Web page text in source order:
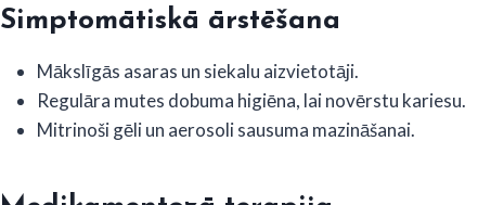
Simptomātiskā ārstēšana
Mākslīgās asaras un siekalu aizvietotāji.
Regulāra mutes dobuma higiēna, lai novērstu kariesu.
Mitrinoši gēli un aerosoli sausuma mazināšanai.